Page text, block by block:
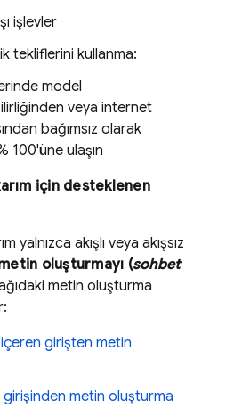
işlevler
tekliflerini kullanma:
model
veya internet
bağımsız olarak
100'üne ulaşın
için desteklenen
yalnızca akışlı veya akışsız
oluşturmayı (sohbet
metin oluşturma
içeren girişten metin
metin oluşturma